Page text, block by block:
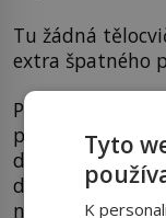
Tu žádná
extra špatného
Psi jsou
procházky, tak i
díky psům
dokonce vám
necháte
Tyto
K